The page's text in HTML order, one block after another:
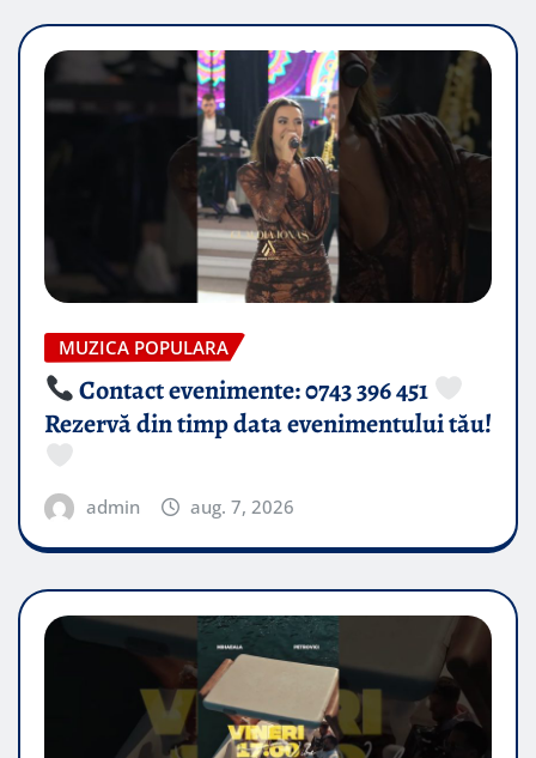
MUZICA POPULARA
Contact evenimente: 0743 396 451
Rezervă din timp data evenimentului tău!
admin aug. 7, 2026